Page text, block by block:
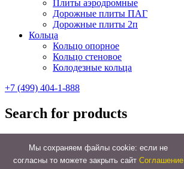
Плиты аэродромные
Дорожные плиты ПАГ
Дорожные плиты 2п
Кольца
Кольцо опорное
Кольцо стеновое
Колодезные кольца
+7 (499) 404-1-888
Search for products
Back to Top
Мы cохраняем файлы cookie: если не
согласны то можете закрыть сайт Соглашение